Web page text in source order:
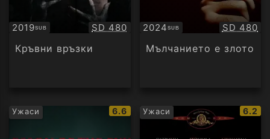
2019SUB
Субтитри Качество:
SD 480
Кръвни връзки
2024SUB
Субтитри SD 480
Мълчанието е злото
Ужаси
IMDb
рейтинг:
6.6 Ужаси
IMDb
6.2